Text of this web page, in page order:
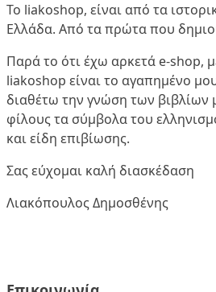
Το liakoshop, είναι από τα
Ελλάδα. Από τα πρώτα που
Παρά το ότι έχω αρκετά e-shop,
liakoshop είναι το αγαπημένο
διαθέτω την γνώση των βιβλίων
φίλους τα σύμβολα του
και είδη επιβίωσης.
Σας εύχομαι καλή διασκέδαση
Λιακόπουλος Δημοσθένης